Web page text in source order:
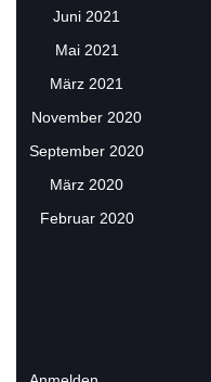
Juni 2021
Mai 2021
März 2021
November 2020
September 2020
März 2020
Februar 2020